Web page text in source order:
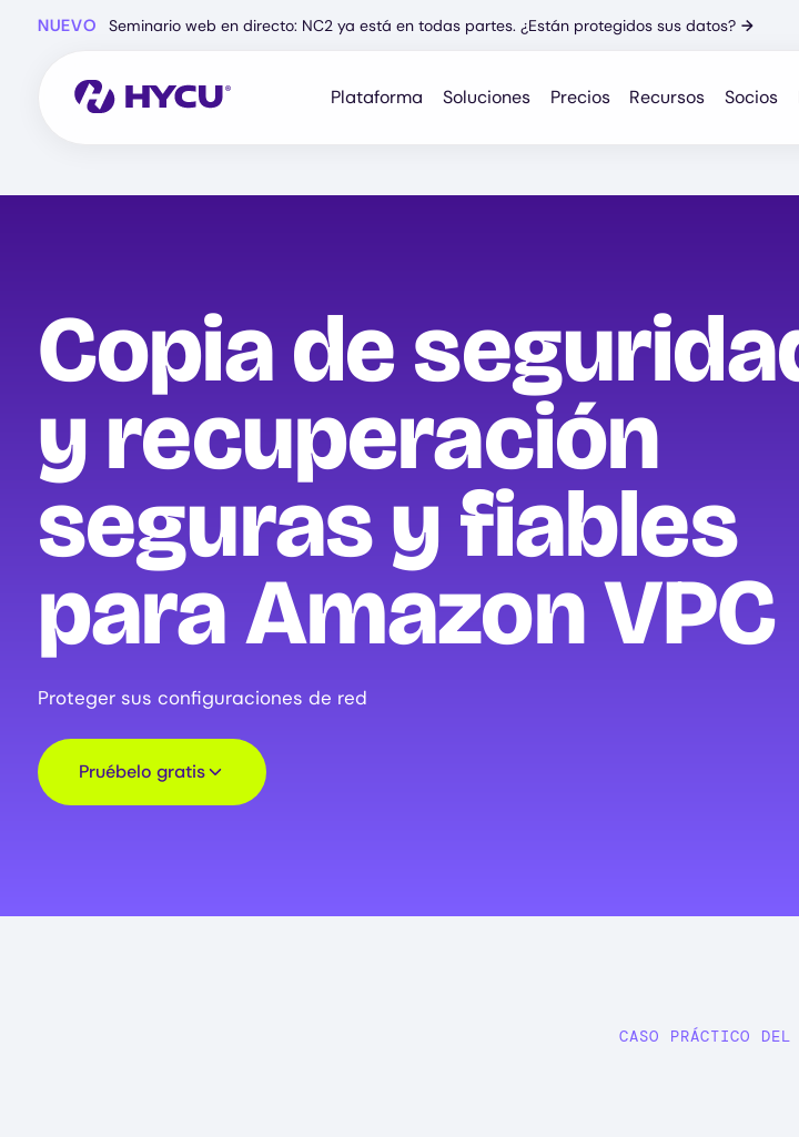
NUEVO Seminario web en directo: NC2 ya está en todas partes. ¿Están protegidos sus datos? →
Plataforma Soluciones Precios Recursos Socios
Copia de
y recuperación
seguras y fiables
para Amazon VPC
Proteger sus configuraciones de red
Pruébelo gratis
CASO PRÁCTICO